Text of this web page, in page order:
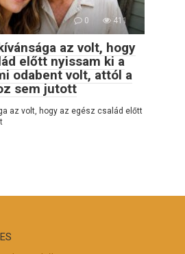
0 411
az volt, hogy
előtt nyissam ki a
odabent volt, attól a
sem jutott
az volt, hogy az egész család előtt